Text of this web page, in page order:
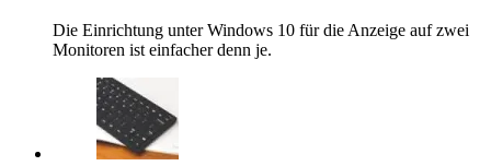
Die Einrichtung unter Windows 10 für die Anzeige auf zwei
Monitoren ist einfacher denn je.